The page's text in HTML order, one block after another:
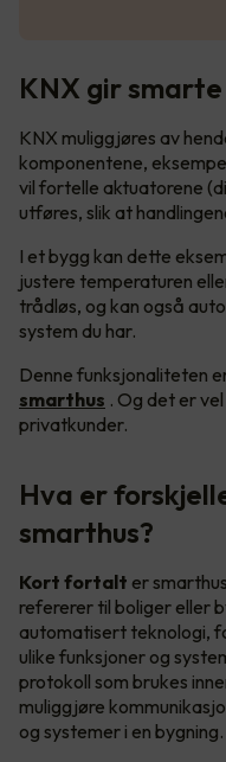
KNX gir
KNX muliggjøres av
komponentene,
vil fortelle aktuatorene
utføres, slik at
I et bygg kan dette
justere temperaturen
trådløs, og kan også
system du har.
Denne funksjonaliteten
smarthus . Og det er
privatkunder.
Hva er
smarthus?
Kort fortalt er
refererer til boliger eller
automatisert teknologi,
ulike funksjoner og
protokoll som brukes
muliggjøre
og systemer i en bygning.